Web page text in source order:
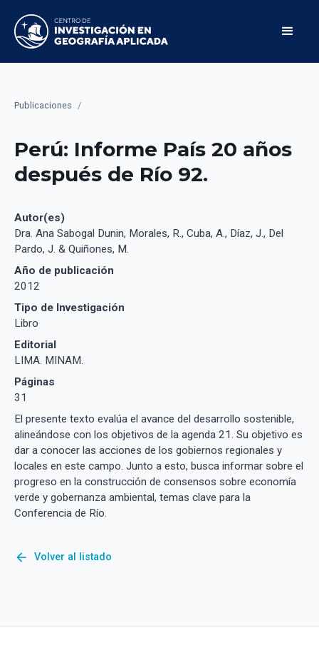
Publicaciones /
Perú: Informe País 20 años
después de Río 92.
Autor(es)
Dra. Ana Sabogal Dunin, Morales, R., Cuba, A., Díaz, J., Del
Pardo, J. & Quiñones, M.
Año de publicación
2012
Tipo de Investigación
Libro
Editorial
LIMA. MINAM.
Páginas
31
El presente texto evalúa el avance del desarrollo sostenible,
alineándose con los objetivos de la agenda 21. Su objetivo es
dar a conocer las acciones de los gobiernos regionales y
locales en este campo. Junto a esto, busca informar sobre el
progreso en la construcción de consensos sobre economía
verde y gobernanza ambiental, temas clave para la
Conferencia de Río.
arrow_back Volver al listado